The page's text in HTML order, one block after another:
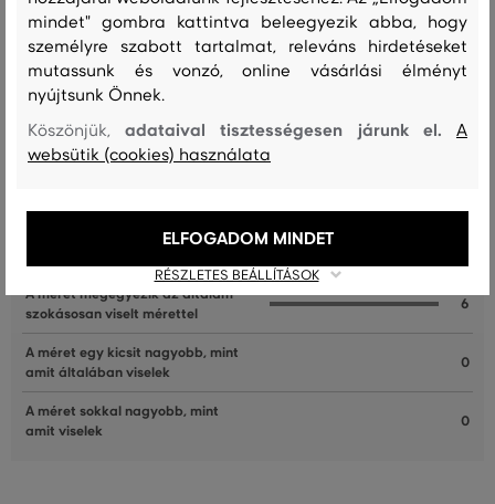
Recenziók
ÜGYFELEINKNEK ÁLTAL ÉRTÉKELT MÉRETEK
A méret egy kicsit kisebb, mint
A méret megegyezik az általam
szokásosan viselt mérettel
6
A méret egy kicsit nagyobb, mint
amit általában viselek
0
A méret sokkal nagyobb, mint
amit viselek
0
mindet" gombra kattintva beleegyezik abba, hogy
személyre szabott tartalmat, releváns hirdetéseket
mutassunk és vonzó, online vásárlási élményt
nyújtsunk Önnek.
Köszönjük,adataival tisztességesen járunk el.A
websütik (cookies) használata
RÉSZLETES BEÁLLÍTÁSOK
ELFOGADOM MINDET